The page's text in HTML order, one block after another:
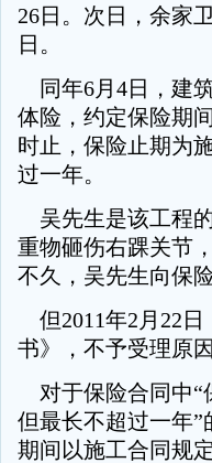
26日。次日，余家
日。
同年6月4日，建
体险，约定保险期
时止，保险止期为
过一年。
吴先生是该工程
重物砸伤右踝关节
不久，吴先生向保
但2011年2月22日
书》，不予受理原
对于保险合同中“
但最长不超过一年
期间以施工合同规